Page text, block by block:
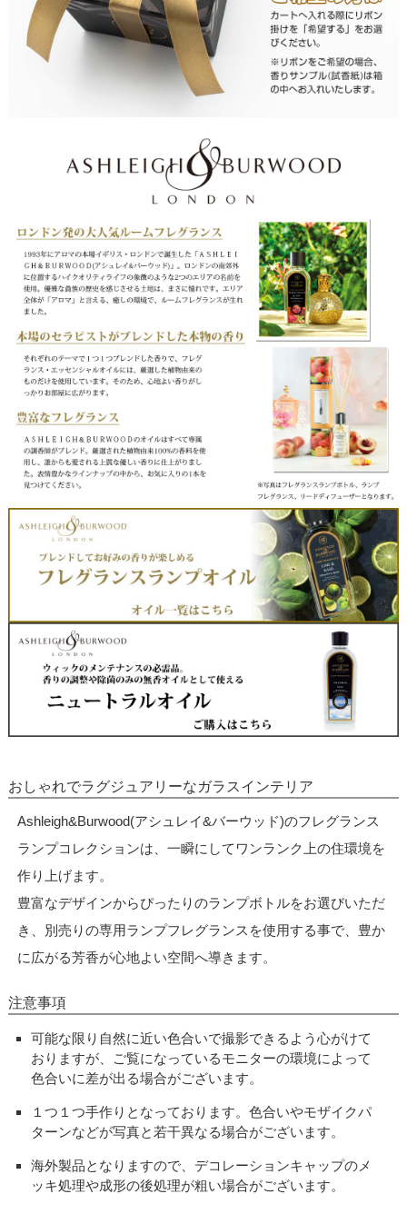
おしゃれでラグジュアリーなガラスインテリア
Ashleigh&Burwood(アシュレイ&バーウッド)のフレグランス
ランプコレクションは、一瞬にしてワンランク上の住環境を
作り上げます。
豊富なデザインからぴったりのランプボトルをお選びいただ
き、別売りの専用ランプフレグランスを使用する事で、豊か
に広がる芳香が心地よい空間へ導きます。
注意事項
可能な限り自然に近い色合いで撮影できるよう心がけて
おりますが、ご覧になっているモニターの環境によって
色合いに差が出る場合がございます。
１つ１つ手作りとなっております。色合いやモザイクパ
ターンなどが写真と若干異なる場合がございます。
海外製品となりますので、デコレーションキャップのメ
ッキ処理や成形の後処理が粗い場合がございます。